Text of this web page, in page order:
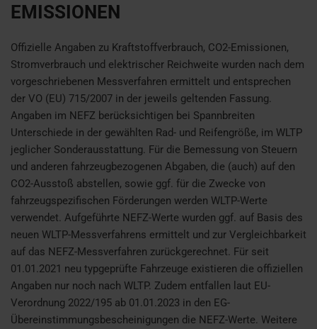
EMISSIONEN
Offizielle Angaben zu Kraftstoffverbrauch, CO2-Emissionen,
Stromverbrauch und elektrischer Reichweite wurden nach dem
vorgeschriebenen Messverfahren ermittelt und entsprechen
der VO (EU) 715/2007 in der jeweils geltenden Fassung.
Angaben im NEFZ berücksichtigen bei Spannbreiten
Unterschiede in der gewählten Rad- und Reifengröße, im WLTP
jeglicher Sonderausstattung. Für die Bemessung von Steuern
und anderen fahrzeugbezogenen Abgaben, die (auch) auf den
CO2-Ausstoß abstellen, sowie ggf. für die Zwecke von
fahrzeugspezifischen Förderungen werden WLTP-Werte
verwendet. Aufgeführte NEFZ-Werte wurden ggf. auf Basis des
neuen WLTP-Messverfahrens ermittelt und zur Vergleichbarkeit
auf das NEFZ-Messverfahren zurückgerechnet. Für seit
01.01.2021 neu typgeprüfte Fahrzeuge existieren die offiziellen
Angaben nur noch nach WLTP. Zudem entfallen laut EU-
Verordnung 2022/195 ab 01.01.2023 in den EG-
Übereinstimmungsbescheinigungen die NEFZ-Werte. Weitere